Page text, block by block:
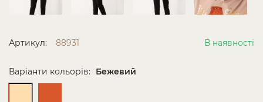
Артикул: 88931 В наявності
Варіанти кольорів: Бежевий